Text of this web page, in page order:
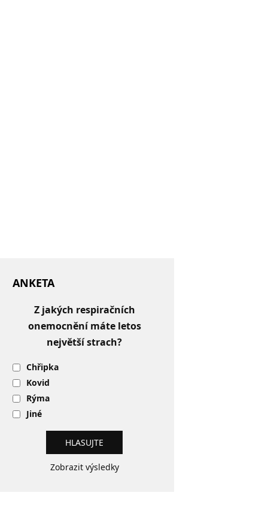
ANKETA
Z jakých respiračních
onemocnění máte letos
největší strach?
Chřipka
Kovid
Rýma
Jiné
Zobrazit výsledky